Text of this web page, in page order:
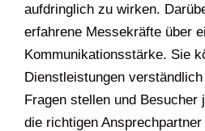
aufdringlich zu wirken.
erfahrene Messekräfte über
Kommunikationsstärke. Sie
Dienstleistungen
Fragen stellen und Besucher
die richtigen